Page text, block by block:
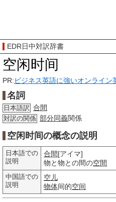
EDR日中対訳辞書
空闲时间
PR:ビジネス英語に強いオンライン
名詞
日本語訳 合間
対訳の関係 部分同義関係
空闲时间の概念の説明
日本語での
説明
合間[アイマ]
物と物との間の空間
中国語での
説明
空儿
物体间的空间